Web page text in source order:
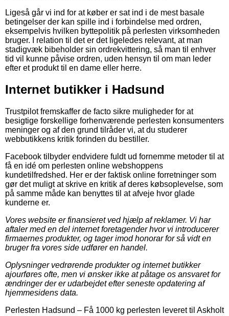
Ligeså går vi ind for at køber er sat ind i de mest basale
betingelser der kan spille ind i forbindelse med ordren,
eksempelvis hvilken byttepolitik på perlesten virksomheden
bruger. I relation til det er det ligeledes relevant, at man
stadigvæk bibeholder sin ordrekvittering, så man til enhver
tid vil kunne påvise ordren, uden hensyn til om man leder
efter et produkt til en dame eller herre.
Internet butikker i Hadsund
Trustpilot fremskaffer de facto sikre muligheder for at
besigtige forskellige forhenværende perlesten konsumenters
meninger og af den grund tilråder vi, at du studerer
webbutikkens kritik forinden du bestiller.
Facebook tilbyder endvidere fuldt ud fornemme metoder til at
få en idé om perlesten online webshoppens
kundetilfredshed. Her er der faktisk online forretninger som
gør det muligt at skrive en kritik af deres købsoplevelse, som
på samme måde kan benyttes til at afveje hvor glade
kunderne er.
Vores website er finansieret ved hjælp af reklamer. Vi har
aftaler med en del internet foretagender hvor vi introducerer
firmaernes produkter, og tager imod honorar for så vidt en
bruger fra vores side udfører en handel.
Oplysninger vedrørende produkter og internet butikker
ajourføres ofte, men vi ønsker ikke at påtage os ansvaret for
ændringer der er udarbejdet efter seneste opdatering af
hjemmesidens data.
Perlesten Hadsund – Få 1000 kg perlesten leveret til Askholt